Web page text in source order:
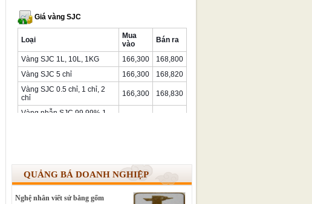
QUẢNG BÁ DOANH NGHIỆP
Nghệ nhân viết sử bằng gốm